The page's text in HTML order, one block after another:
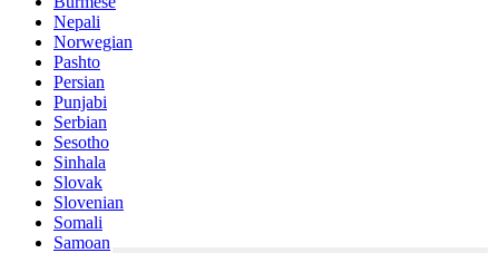
Nepali
Norwegian
Pashto
Persian
Punjabi
Serbian
Sesotho
Sinhala
Slovak
Slovenian
Somali
Samoan